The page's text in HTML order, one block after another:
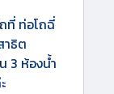
ที่ ท่อโถฉี่
าธิต
3 ห้องน้ำ